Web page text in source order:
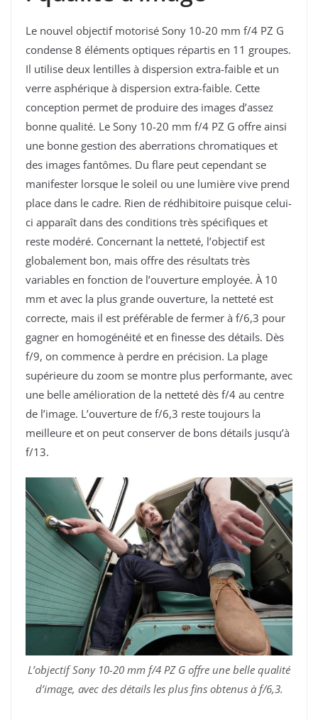
Le nouvel objectif motorisé Sony 10-20 mm f/4 PZ G
condense 8 éléments optiques répartis en 11 groupes.
Il utilise deux lentilles à dispersion extra-faible et un
verre asphérique à dispersion extra-faible. Cette
conception permet de produire des images d’assez
bonne qualité. Le Sony 10-20 mm f/4 PZ G offre ainsi
une bonne gestion des aberrations chromatiques et
des images fantômes. Du flare peut cependant se
manifester lorsque le soleil ou une lumière vive prend
place dans le cadre. Rien de rédhibitoire puisque celui-
ci apparaît dans des conditions très spécifiques et
reste modéré. Concernant la netteté, l’objectif est
globalement bon, mais offre des résultats très
variables en fonction de l’ouverture employée. À 10
mm et avec la plus grande ouverture, la netteté est
correcte, mais il est préférable de fermer à f/6,3 pour
gagner en homogénéité et en finesse des détails. Dès
f/9, on commence à perdre en précision. La plage
supérieure du zoom se montre plus performante, avec
une belle amélioration de la netteté dès f/4 au centre
de l’image. L’ouverture de f/6,3 reste toujours la
meilleure et on peut conserver de bons détails jusqu’à
f/13.
L’objectif Sony 10-20 mm f/4 PZ G offre une belle qualité
d’image, avec des détails les plus fins obtenus à f/6,3.